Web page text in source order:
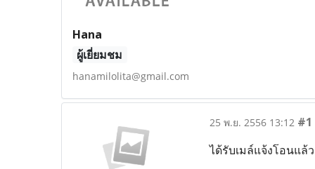
Hana
ผู้เยี่ยมชม
hanamilolita@gmail.com
25 พ.ย. 2556 13:12 #1
ได้รับเมล์แจ้งโอนแล้